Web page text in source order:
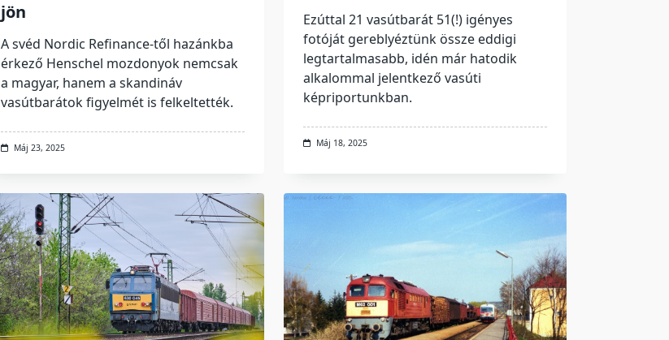
jön
A svéd Nordic Refinance-től hazánkba
érkező Henschel mozdonyok nemcsak
a magyar, hanem a skandináv
vasútbarátok figyelmét is felkeltették.
Máj 23, 2025
Ezúttal 21 vasútbarát 51(!) igényes
fotóját gereblyéztünk össze eddigi
legtartalmasabb, idén már hatodik
alkalommal jelentkező vasúti
képriportunkban.
Máj 18, 2025